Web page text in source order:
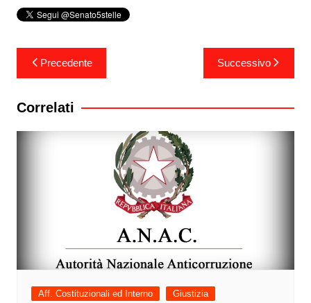
Navigazione
articoli
Precedente Successivo
Correlati
Aff. Costituzionali ed Interno Giustizia